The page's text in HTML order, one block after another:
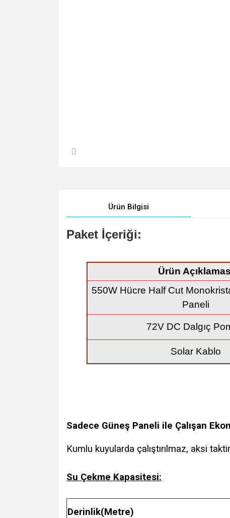
Ürün Bilgisi
Paket İçeriği:
Ürün
550W Hücre Half Cut
Paneli
72V DC Dalgıç
Solar Kablo
Sadece Güneş Paneli ile Çalışan
Kumlu kuyularda çalıştırılmaz, aksi
Su Çekme Kapasitesi:
Derinlik(Metre)